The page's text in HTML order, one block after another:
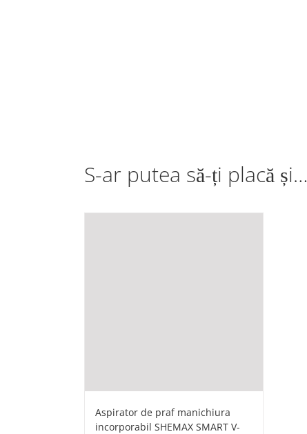
S-ar putea să-ți placă și…
Aspirator de praf manichiura
incorporabil SHEMAX SMART V-